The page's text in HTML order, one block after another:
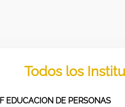
Todos los
EDUCACION DE PERSONAS